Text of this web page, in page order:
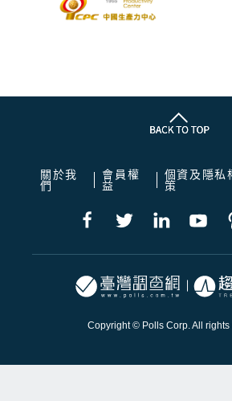
關於我
們
會員權
益
個資及隱私
策
Copyright © Polls Corp. All rights